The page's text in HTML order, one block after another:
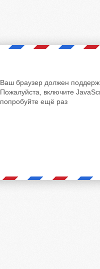
Ваш браузер должен
Пожалуйста, включите
попробуйте ещё раз